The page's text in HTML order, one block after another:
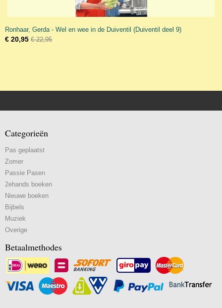
Ronhaar, Gerda - Wel en wee in de Duiventil (Duiventil deel 9)
€ 20,95 € 22,95
Categorieën
Pas geplaatst
Zomer
Passie Pasen
2ehands boeken
Nieuwe boeken
Bijbels
Muziek
Overige
Betaalmethodes